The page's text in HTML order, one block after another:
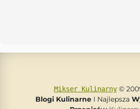
Mikser Kulinarny©
Blogi Kulinarne I Najlepsza